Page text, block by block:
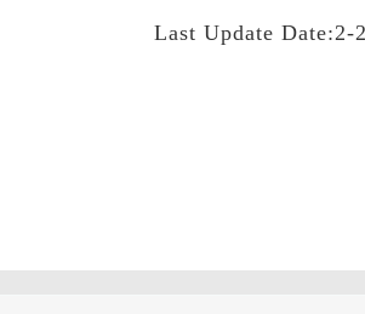
Last Update Date:2-